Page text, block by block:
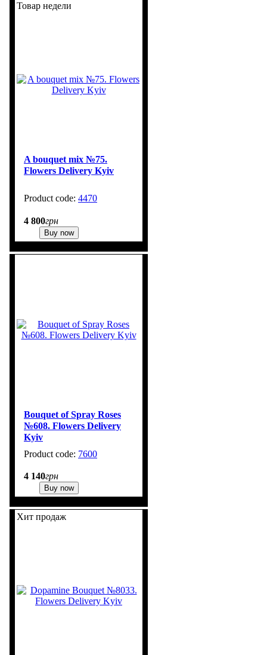
Товар недели
A bouquet mix №75.
Flowers Delivery Kyiv
4470
4 800грн
Buy now
Bouquet of Spray Roses
№608. Flowers Delivery
Kyiv
7600
4 140грн
Buy now
Хит продаж